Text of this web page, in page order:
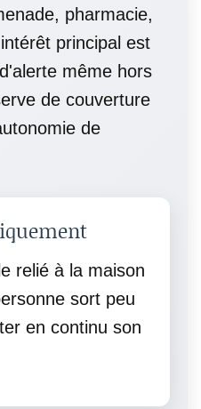
pharmacie,
principal est
même hors
de couverture
de
relié à la maison
sort peu
en continu son